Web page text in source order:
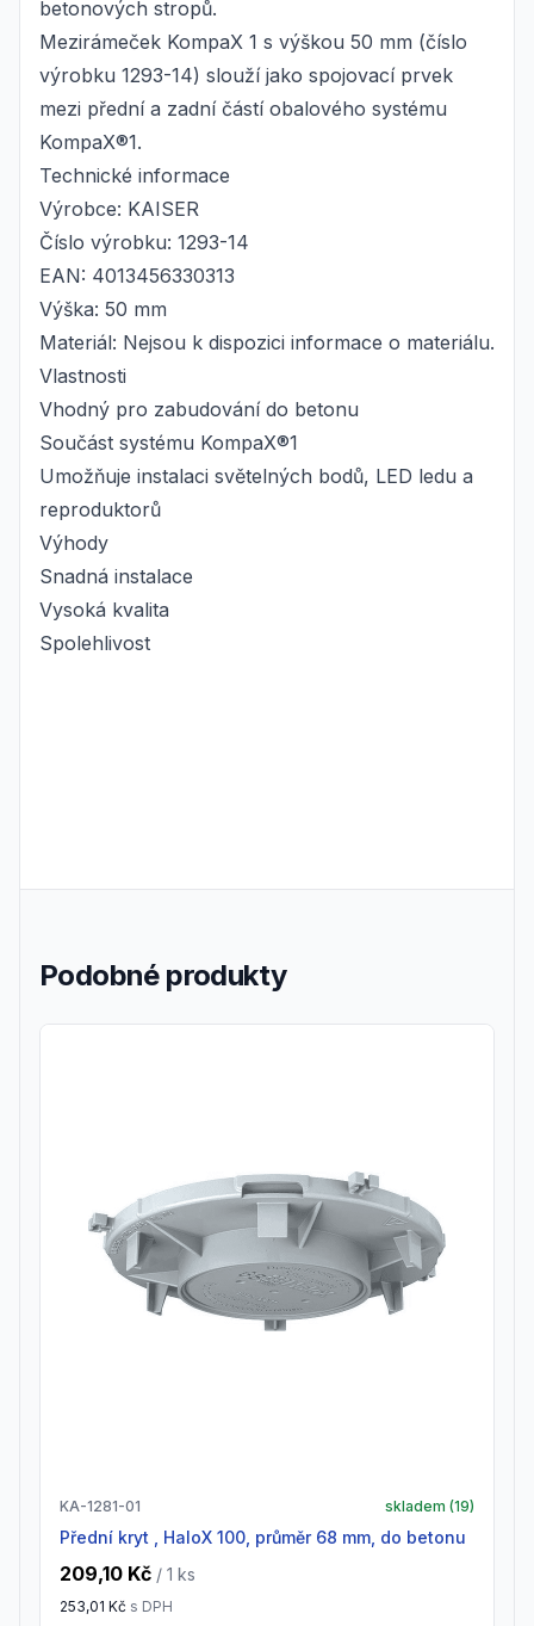
betonových stropů.
Mezirámeček KompaX 1 s výškou 50 mm (číslo
výrobku 1293-14) slouží jako spojovací prvek
mezi přední a zadní částí obalového systému
KompaX®1.
Technické informace
Výrobce: KAISER
Číslo výrobku: 1293-14
EAN: 4013456330313
Výška: 50 mm
Materiál: Nejsou k dispozici informace o materiálu.
Vlastnosti
Vhodný pro zabudování do betonu
Součást systému KompaX®1
Umožňuje instalaci světelných bodů, LED ledu a
reproduktorů
Výhody
Snadná instalace
Vysoká kvalita
Spolehlivost
Podobné produkty
KA-1281-01 skladem (19)
Přední kryt , HaloX 100, průměr 68 mm, do betonu
209,10 Kč / 1 ks
253,01 Kč s DPH